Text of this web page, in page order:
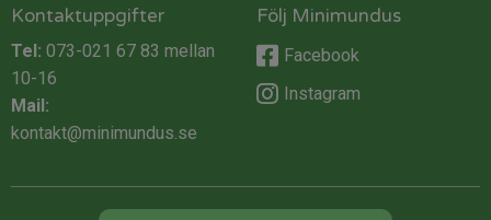
Kontaktuppgifter
Tel: 073-021 67 83 mellan
10-16
Mail:
kontakt@minimundus.se
Följ Minimundus
Facebook
Instagram